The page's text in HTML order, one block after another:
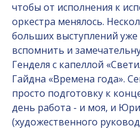
чтобы от исполнения к
оркестра менялось.
больших выступлений уже
вспомнить и
Генделя с капеллой
Гайдна «Времена года».
просто подготовку к
день работа - и моя, и
(художественного